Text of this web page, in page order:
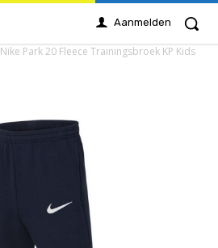
Aanmelden
Nike Park 20 Fleece Trainingsbroek KP Kids